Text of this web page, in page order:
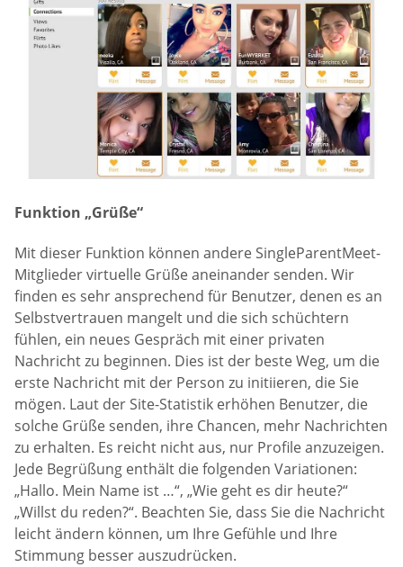
Funktion „Grüße“
Mit dieser Funktion können andere SingleParentMeet-
Mitglieder virtuelle Grüße aneinander senden. Wir
finden es sehr ansprechend für Benutzer, denen es an
Selbstvertrauen mangelt und die sich schüchtern
fühlen, ein neues Gespräch mit einer privaten
Nachricht zu beginnen. Dies ist der beste Weg, um die
erste Nachricht mit der Person zu initiieren, die Sie
mögen. Laut der Site-Statistik erhöhen Benutzer, die
solche Grüße senden, ihre Chancen, mehr Nachrichten
zu erhalten. Es reicht nicht aus, nur Profile anzuzeigen.
Jede Begrüßung enthält die folgenden Variationen:
„Hallo. Mein Name ist …“, „Wie geht es dir heute?“
„Willst du reden?“. Beachten Sie, dass Sie die Nachricht
leicht ändern können, um Ihre Gefühle und Ihre
Stimmung besser auszudrücken.